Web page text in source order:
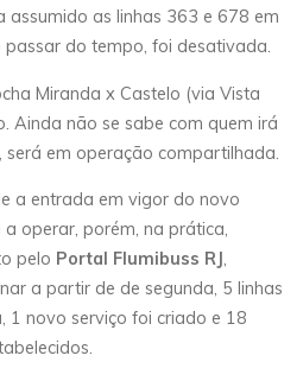
assumido as linhas 363 e 678 em
do tempo, foi desativada.
Miranda x Castelo (via Vista
Ainda não se sabe com quem irá
será em operação compartilhada.
a entrada em vigor do novo
operar, porém, na prática,
pelo Portal Flumibuss RJ,
a partir de de segunda, 5 linhas
1 novo serviço foi criado e 18